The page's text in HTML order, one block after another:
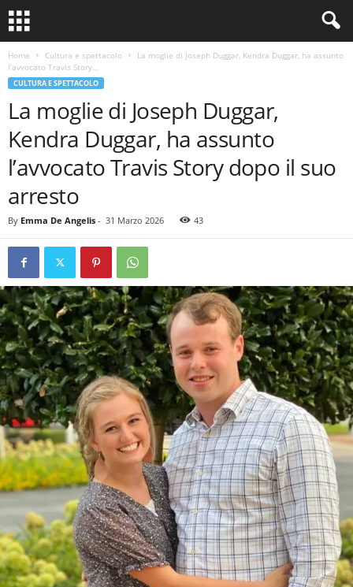
Home Cultura e spettacolo
La moglie di Joseph Duggar, Kendra Duggar, ha assunto
l’avvocato Travis Story...
CULTURA E SPETTACOLO
La moglie di Joseph Duggar,
Kendra Duggar, ha assunto
l’avvocato Travis Story dopo il suo
arresto
By Emma De Angelis - 31 Marzo 2026 43